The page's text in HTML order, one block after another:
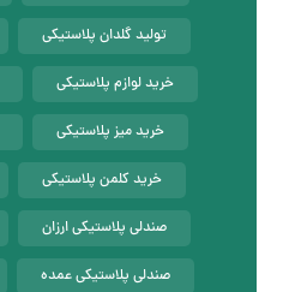
تولید گلدان پلاستیکی
خرید لوازم پلاستیکی
خرید میز پلاستیکی
خرید کلمن پلاستیکی
صندلی پلاستیکی ارزان
صندلی پلاستیکی عمده